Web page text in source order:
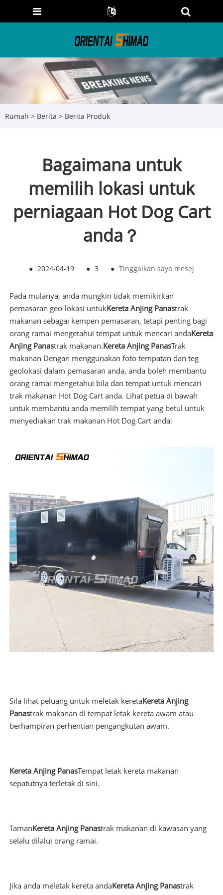
Rumah > Berita > Berita Produk
Bagaimana untuk
memilih lokasi untuk
perniagaan Hot Dog Cart
anda？
● 2024-04-19 ● 3 ● Tinggalkan saya mesej
Pada mulanya, anda mungkin tidak memikirkan
pemasaran geo-lokasi untukKereta Anjing Panastrak
makanan sebagai kempen pemasaran, tetapi penting bagi
orang ramai mengetahui tempat untuk mencari andaKereta
Anjing Panastrak makanan.Kereta Anjing PanasTrak
makanan Dengan menggunakan foto tempatan dan teg
geolokasi dalam pemasaran anda, anda boleh membantu
orang ramai mengetahui bila dan tempat untuk mencari
trak makanan Hot Dog Cart anda. Lihat petua di bawah
untuk membantu anda memilih tempat yang betul untuk
menyediakan trak makanan Hot Dog Cart anda:
Sila lihat peluang untuk meletak keretaKereta Anjing
Panastrak makanan di tempat letak kereta awam atau
berhampiran perhentian pengangkutan awam.
Kereta Anjing PanasTempat letak kereta makanan
sepatutnya terletak di sini.
TamanKereta Anjing Panastrak makanan di kawasan yang
selalu dilalui orang ramai.
Jika anda meletak kereta andaKereta Anjing Panastrak